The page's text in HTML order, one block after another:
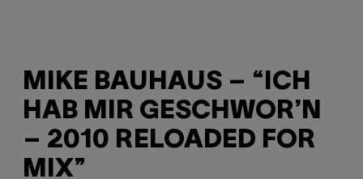
MIKE BAUHAUS – “ICH
HAB MIR GESCHWOR’N
– 2010 RELOADED FOR
MIX”